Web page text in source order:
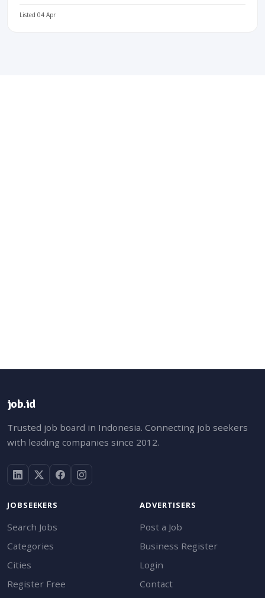
Listed 04 Apr
job.id
Trusted job board in Indonesia. Connecting job seekers
with leading companies since 2012.
JOBSEEKERS
Search Jobs
Categories
Cities
Register Free
ADVERTISERS
Post a Job
Business Register
Login
Contact